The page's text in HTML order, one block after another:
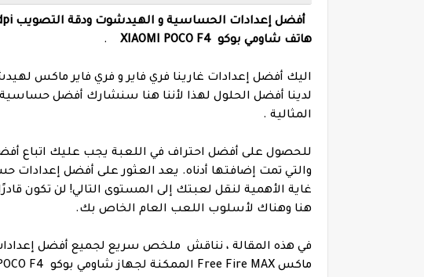
هاتف شاومي بوكو XIAOMI POCO F4
.
لدينا أفضل الحلول لهذا لأننا هنا سنشارك أفضل
المثالية .
للحصول على أفضل احتراف في اللعبة يجب عليك اتباع
والتي تمت إضافتها أدناه.
غاية الأهمية لنقل لعبتك إلى المستوى التالي! لن تكون
هنا وهناك لأسلوب اللعب العام الخاص بك.
في هذه المقالة ، نناقش ملخص سريع لجميع أفضل
ماكس Free Fire MAX الممكنة لجهاز شاومي بوكو XIAOMI POCO F4